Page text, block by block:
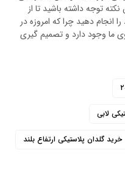
توجه داشته باشید تا از
انجام دهید چرا که امروزه در
ما وجود دارد و تصمیم گیری
لابی
خرید گلدان پلاستیکی ارتفاع بلند